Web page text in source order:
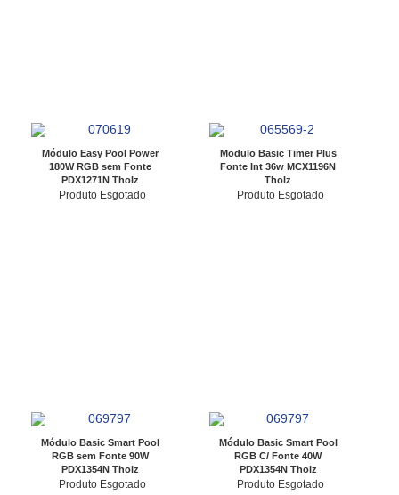
Módulo Easy Pool Power
180W RGB sem Fonte
PDX1271N Tholz
Produto Esgotado
Modulo Basic Timer Plus
Fonte Int 36w MCX1196N
Tholz
Produto Esgotado
Módulo Basic Smart Pool
RGB sem Fonte 90W
PDX1354N Tholz
Produto Esgotado
Módulo Basic Smart Pool
RGB C/ Fonte 40W
PDX1354N Tholz
Produto Esgotado